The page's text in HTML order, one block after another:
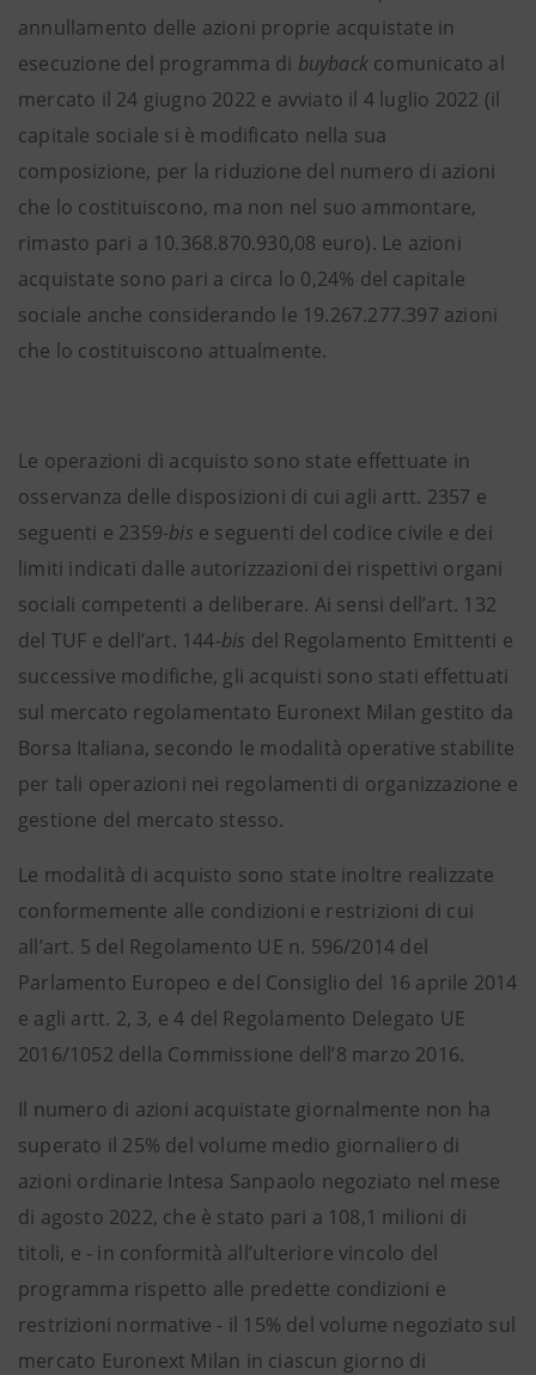
annullamento delle azioni proprie acquistate in
esecuzione del programma di buyback comunicato al
mercato il 24 giugno 2022 e avviato il 4 luglio 2022 (il
capitale sociale si è modificato nella sua
composizione, per la riduzione del numero di azioni
che lo costituiscono, ma non nel suo ammontare,
rimasto pari a 10.368.870.930,08 euro). Le azioni
acquistate sono pari a circa lo 0,24% del capitale
sociale anche considerando le 19.267.277.397 azioni
che lo costituiscono attualmente.
Le operazioni di acquisto sono state effettuate in
osservanza delle disposizioni di cui agli artt. 2357 e
seguenti e 2359-bis e seguenti del codice civile e dei
limiti indicati dalle autorizzazioni dei rispettivi organi
sociali competenti a deliberare. Ai sensi dell’art. 132
del TUF e dell’art. 144-bis del Regolamento Emittenti e
successive modifiche, gli acquisti sono stati effettuati
sul mercato regolamentato Euronext Milan gestito da
Borsa Italiana, secondo le modalità operative stabilite
per tali operazioni nei regolamenti di organizzazione e
gestione del mercato stesso.
Le modalità di acquisto sono state inoltre realizzate
conformemente alle condizioni e restrizioni di cui
all’art. 5 del Regolamento UE n. 596/2014 del
Parlamento Europeo e del Consiglio del 16 aprile 2014
e agli artt. 2, 3, e 4 del Regolamento Delegato UE
2016/1052 della Commissione dell’8 marzo 2016.
Il numero di azioni acquistate giornalmente non ha
superato il 25% del volume medio giornaliero di
azioni ordinarie Intesa Sanpaolo negoziato nel mese
di agosto 2022, che è stato pari a 108,1 milioni di
titoli, e - in conformità all’ulteriore vincolo del
programma rispetto alle predette condizioni e
restrizioni normative - il 15% del volume negoziato sul
mercato Euronext Milan in ciascun giorno di